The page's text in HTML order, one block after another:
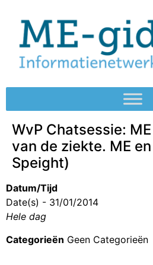
WvP Chatsessie:
van de ziekte. ME
Speight)
Datum/Tijd
Date(s) - 31/01/2014
Hele dag
Categorieën Geen Categorieën